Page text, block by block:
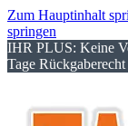
Zum Hauptinhalt
springen
IHR PLUS: Keine
Tage